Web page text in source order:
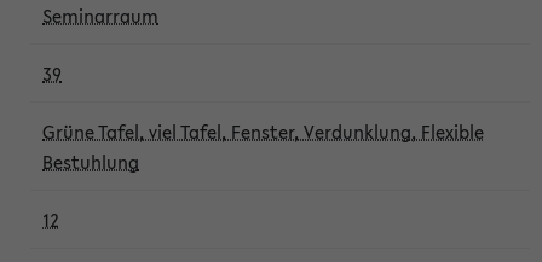
Seminarraum
39
Grüne Tafel, viel Tafel, Fenster, Verdunklung, Flexible
Bestuhlung
12